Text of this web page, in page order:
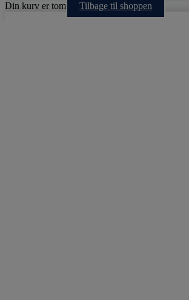
Din kurv er tom Tilbage til shoppen